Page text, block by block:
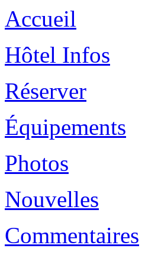
Accueil
Hôtel Infos
Réserver
Équipements
Photos
Nouvelles
Commentaires